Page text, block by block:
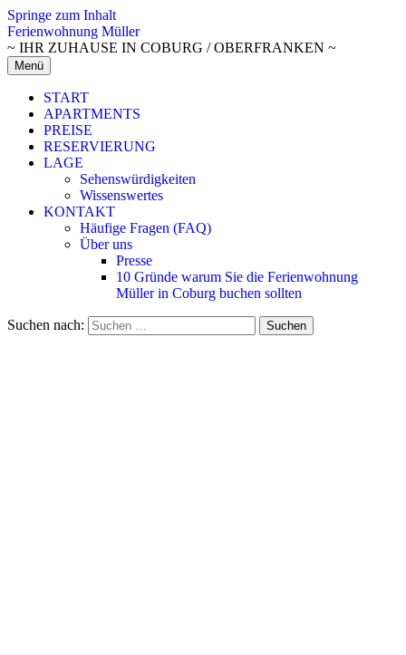
Springe zum Inhalt
Ferienwohnung Müller
~ IHR ZUHAUSE IN COBURG / OBERFRANKEN ~
Menü
START
APARTMENTS
PREISE
RESERVIERUNG
LAGE
Sehenswürdigkeiten
Wissenswertes
KONTAKT
Häufige Fragen (FAQ)
Über uns
Presse
10 Gründe warum Sie die Ferienwohnung
Müller in Coburg buchen sollten
Suchen nach: